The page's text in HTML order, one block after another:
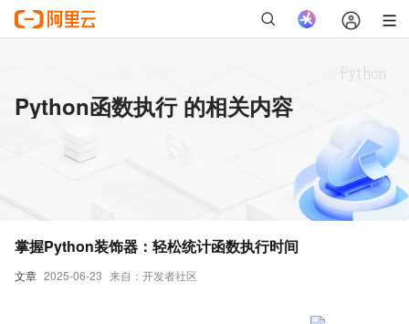
Python函数执行 的相关内容
文章 2025-06-23 来自：开发者社区
掌握Python装饰器：轻松统计函数执行时间